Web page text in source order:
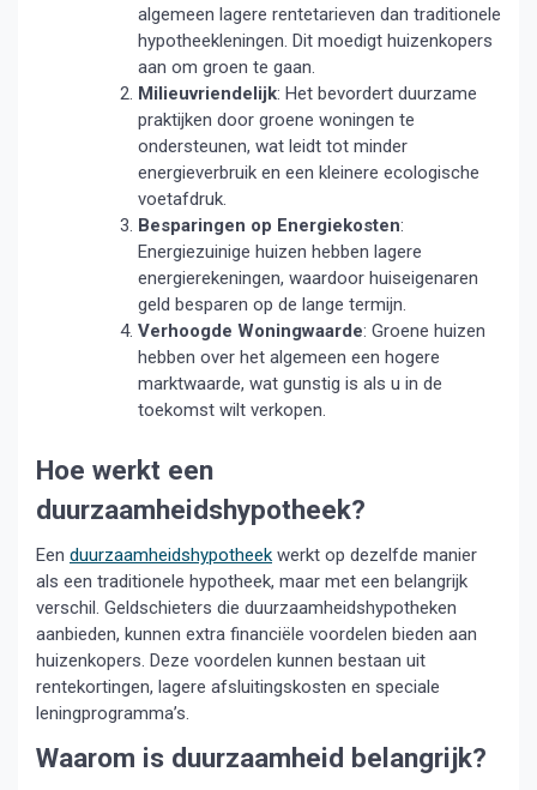
algemeen lagere rentetarieven dan traditionele
hypotheekleningen. Dit moedigt huizenkopers
aan om groen te gaan.
Milieuvriendelijk: Het bevordert duurzame
praktijken door groene woningen te
ondersteunen, wat leidt tot minder
energieverbruik en een kleinere ecologische
voetafdruk.
Besparingen op Energiekosten:
Energiezuinige huizen hebben lagere
energierekeningen, waardoor huiseigenaren
geld besparen op de lange termijn.
Verhoogde Woningwaarde: Groene huizen
hebben over het algemeen een hogere
marktwaarde, wat gunstig is als u in de
toekomst wilt verkopen.
Hoe werkt een
duurzaamheidshypotheek?
Een duurzaamheidshypotheek werkt op dezelfde manier
als een traditionele hypotheek, maar met een belangrijk
verschil. Geldschieters die duurzaamheidshypotheken
aanbieden, kunnen extra financiële voordelen bieden aan
huizenkopers. Deze voordelen kunnen bestaan uit
rentekortingen, lagere afsluitingskosten en speciale
leningprogramma’s.
Waarom is duurzaamheid belangrijk?